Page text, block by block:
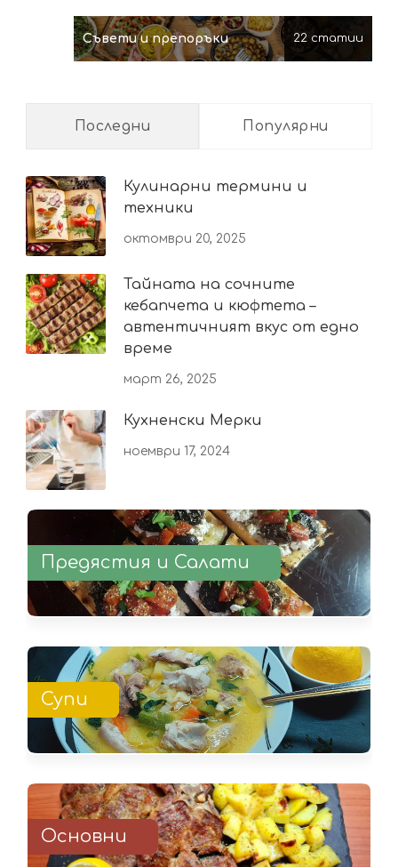
Съвети и препоръки 22 статии
Последни Популярни
Кулинарни термини и
техники
октомври 20, 2025
Тайната на сочните
кебапчета и кюфтета –
автентичният вкус от едно
време
март 26, 2025
Кухненски Мерки
ноември 17, 2024
Предястия и Салати
Супи
Основни